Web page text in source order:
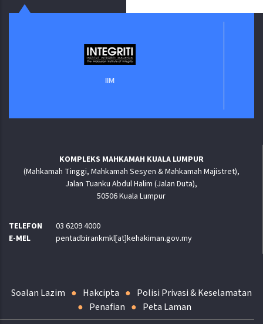
KOMPLEKS MAHKAMAH KUALA LUMPUR
(Mahkamah Tinggi, Mahkamah Sesyen & Mahkamah Majistret),
Jalan Tuanku Abdul Halim (Jalan Duta),
50506 Kuala Lumpur
TELEFON
03 6209 4000
E-MEL
pentadbirankmkl[at]kehakiman.gov.my
Soalan Lazim Hakcipta
Polisi Privasi & Keselamatan
Penafian
Peta Laman